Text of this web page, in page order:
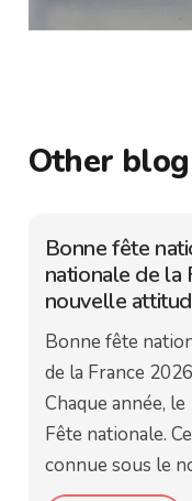
Other
Bonne fête
nationale de la
nouvelle
Bonne fête
de la France
Chaque année,
Fête nationale.
connue sous le